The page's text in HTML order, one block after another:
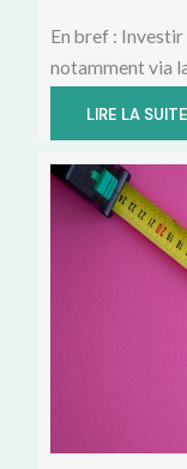
En bref :
notamment via
LIRE LA SUITE